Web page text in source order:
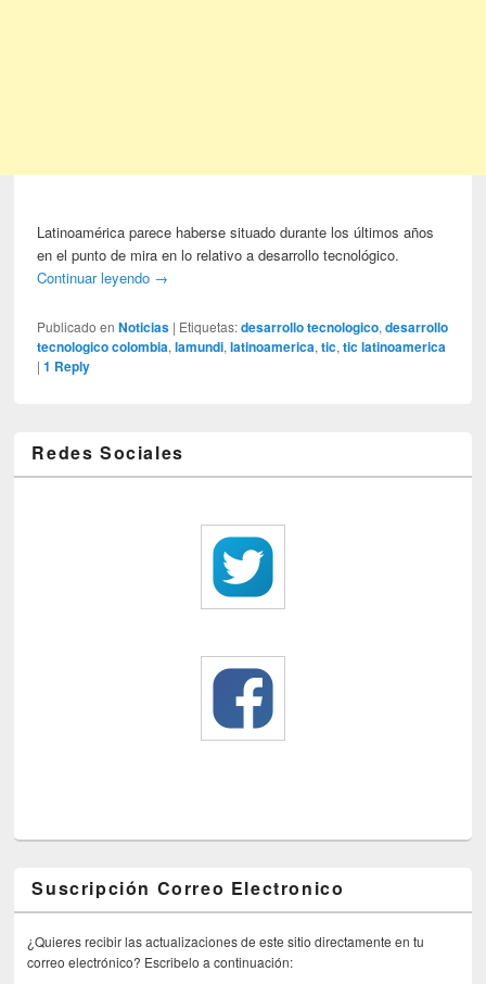
Latinoamérica parece haberse situado durante los últimos años
en el punto de mira en lo relativo a desarrollo tecnológico.
Continuar leyendo →
Publicado en Noticias | Etiquetas: desarrollo tecnologico,desarrollo
tecnologico colombia,lamundi,latinoamerica,tic,tic latinoamerica
|1 Reply
Redes Sociales
Suscripción Correo Electronico
¿Quieres recibir las actualizaciones de este sitio directamente en tu
correo electrónico? Escribelo a continuación: